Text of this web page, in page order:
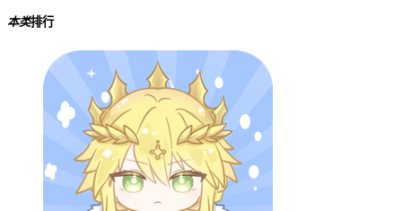
本类排行